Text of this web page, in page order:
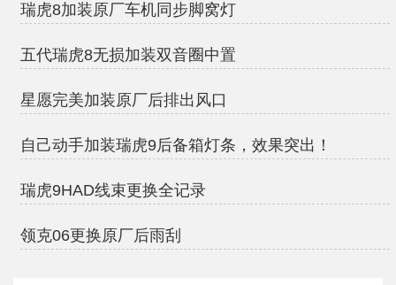
瑞虎8加装原厂车机同步脚窝灯
五代瑞虎8无损加装双音圈中置
星愿完美加装原厂后排出风口
自己动手加装瑞虎9后备箱灯条，效果突出！
瑞虎9HAD线束更换全记录
领克06更换原厂后雨刮